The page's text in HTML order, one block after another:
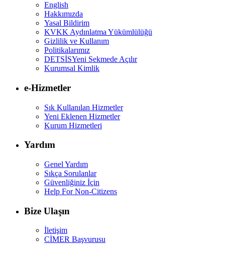
English
Hakkımızda
Yasal Bildirim
KVKK Aydınlatma Yükümlülüğü
Gizlilik ve Kullanım
Politikalarımız
DETSİSYeni Sekmede Açılır
Kurumsal Kimlik
e-Hizmetler
Sık Kullanılan Hizmetler
Yeni Eklenen Hizmetler
Kurum Hizmetleri
Yardım
Genel Yardım
Sıkça Sorulanlar
Güvenliğiniz İçin
Help For Non-Citizens
Bize Ulaşın
İletişim
CİMER Başvurusu